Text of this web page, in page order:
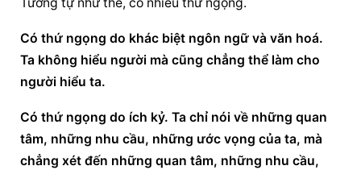
Tương tự như thế, có nhiều thứ ngọng.
Có thứ ngọng do khác biệt ngôn ngữ và văn hoá.
Ta không hiểu người mà cũng chẳng thể làm cho
người hiểu ta.
Có thứ ngọng do ích kỷ. Ta chỉ nói về những quan
tâm, những nhu cầu, những ước vọng của ta, mà
chẳng xét đến những quan tâm, những nhu cầu,